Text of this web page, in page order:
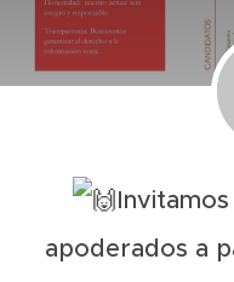
apoderados a